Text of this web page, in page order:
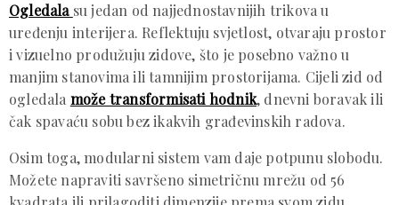
Ogledala su jedan od najjednostavnijih trikova u
uređenju interijera. Reflektuju svjetlost, otvaraju prostor
i vizuelno produžuju zidove, što je posebno važno u
manjim stanovima ili tamnijim prostorijama. Cijeli zid od
ogledala može transformisati hodnik, dnevni boravak ili
čak spavaću sobu bez ikakvih građevinskih radova.
Osim toga, modularni sistem vam daje potpunu slobodu.
Možete napraviti savršeno simetričnu mrežu od 56